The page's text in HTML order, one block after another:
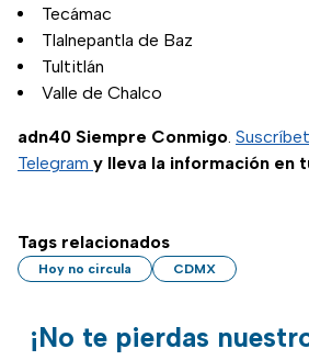
Tecámac
Tlalnepantla de Baz
Tultitlán
Valle de Chalco
adn40 Siempre Conmigo.
Telegram y lleva la información en
Tags relacionados
Hoy no circula CDMX
¡No te pierdas